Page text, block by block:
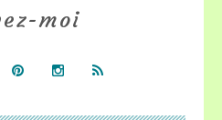
moi